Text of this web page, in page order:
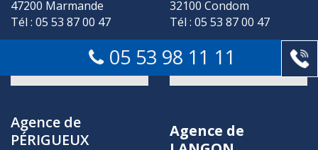
05 53 98 11 11
47200 Marmande
Tél : 05 53 87 00 47
Louez votre véhicule à
32100 Condom
Tél : 05 53 87 00 47
Agence de
PÉRIGUEUX
Agence de